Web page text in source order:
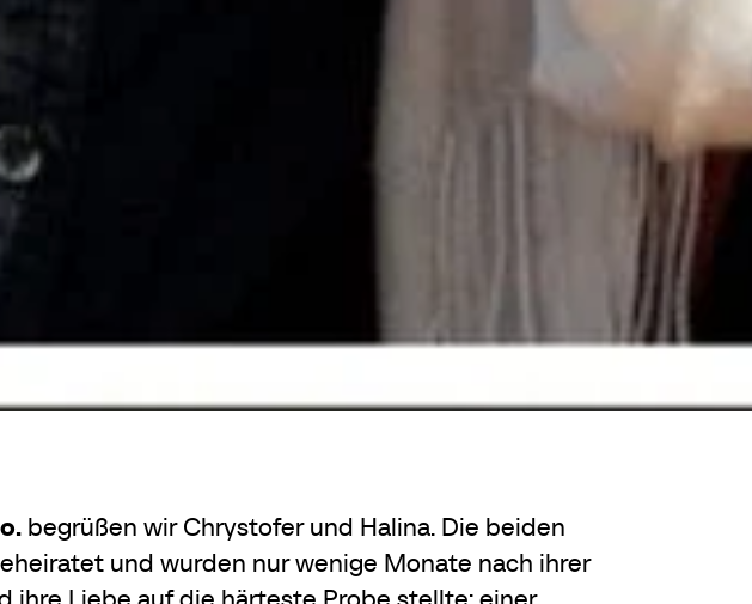
begrüßen wir Chrystofer und Halina. Die beiden
und wurden nur wenige Monate nach ihrer